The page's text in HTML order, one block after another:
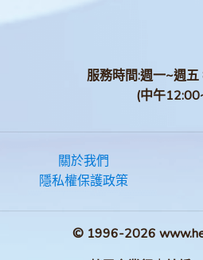
服務時間:週一~週
(中午
關於我們
隱私權保護政策
© 1996-2026